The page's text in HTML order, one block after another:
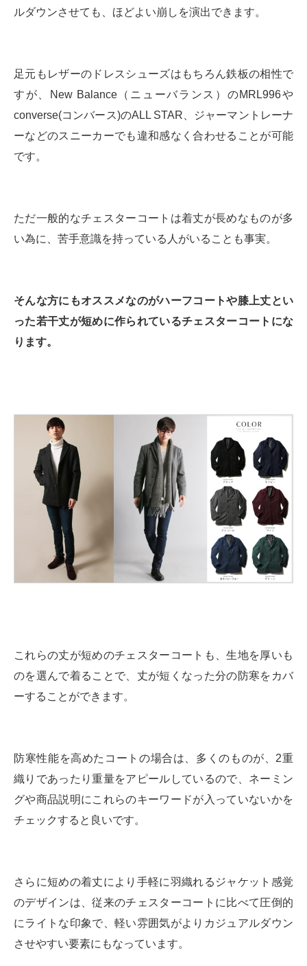
ルダウンさせても、ほどよい崩しを演出できます。
足元もレザーのドレスシューズはもちろん鉄板の相性で
すが、New Balance（ニューバランス）のMRL996や
converse(コンバース)のALL STAR、ジャーマントレーナ
ーなどのスニーカーでも違和感なく合わせることが可能
です。
ただ一般的なチェスターコートは着丈が長めなものが多
い為に、苦手意識を持っている人がいることも事実。
そんな方にもオススメなのがハーフコートや膝上丈とい
った若干丈が短めに作られているチェスターコートにな
ります。
これらの丈が短めのチェスターコートも、生地を厚いも
のを選んで着ることで、丈が短くなった分の防寒をカバ
ーすることができます。
防寒性能を高めたコートの場合は、多くのものが、2重
織りであったり重量をアピールしているので、ネーミン
グや商品説明にこれらのキーワードが入っていないかを
チェックすると良いです。
さらに短めの着丈により手軽に羽織れるジャケット感覚
のデザインは、従来のチェスターコートに比べて圧倒的
にライトな印象で、軽い雰囲気がよりカジュアルダウン
させやすい要素にもなっています。